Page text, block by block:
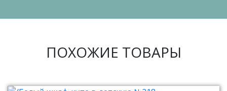
ПОХОЖИЕ ТОВАРЫ